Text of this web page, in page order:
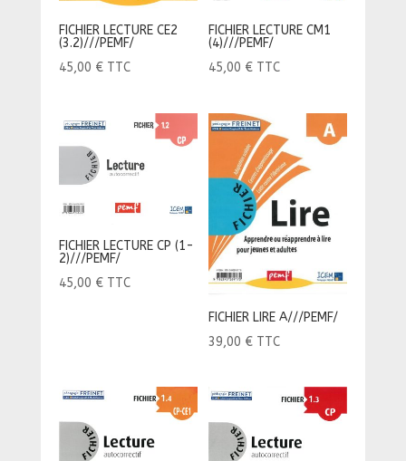
FICHIER LECTURE CE2
(3.2)///PEMF/
45,00 € TTC
FICHIER LECTURE CM1
(4)///PEMF/
45,00 € TTC
FICHIER LECTURE CP (1-
2)///PEMF/
45,00 € TTC
FICHIER LIRE A///PEMF/
39,00 € TTC